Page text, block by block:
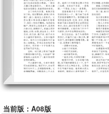
当前版：A08版